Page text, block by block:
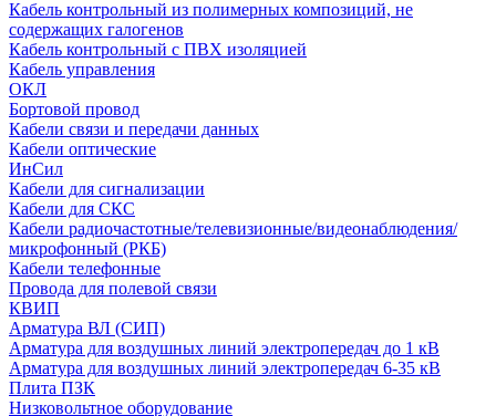
Кабель контрольный из полимерных композиций, не
содержащих галогенов
Кабель контрольный с ПВХ изоляцией
Кабель управления
ОКЛ
Бортовой провод
Кабели связи и передачи данных
Кабели оптические
ИнСил
Кабели для сигнализации
Кабели для СКС
Кабели радиочастотные/телевизионные/видеонаблюдения/
микрофонный (РКБ)
Кабели телефонные
Провода для полевой связи
КВИП
Арматура ВЛ (СИП)
Арматура для воздушных линий электропередач до 1 кВ
Арматура для воздушных линий электропередач 6-35 кВ
Плита ПЗК
Низковольтное оборудование